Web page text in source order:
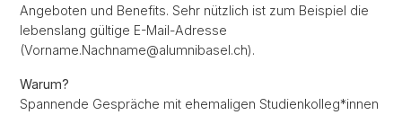
Angeboten und Benefits. Sehr nützlich ist zum Beispiel die
lebenslang gültige E-Mail-Adresse
(Vorname.Nachname@alumnibasel.ch).
Warum?
Spannende Gespräche mit ehemaligen Studienkolleg*innen